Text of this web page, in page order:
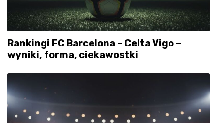
Rankingi FC Barcelona – Celta Vigo –
wyniki, forma, ciekawostki